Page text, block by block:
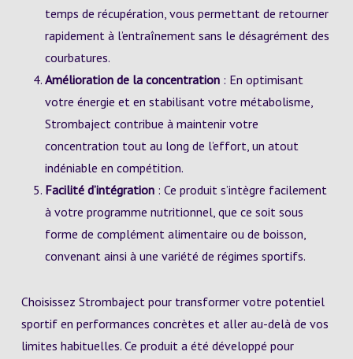
temps de récupération, vous permettant de retourner
rapidement à l’entraînement sans le désagrément des
courbatures.
Amélioration de la concentration: En optimisant
votre énergie et en stabilisant votre métabolisme,
Strombaject contribue à maintenir votre
concentration tout au long de l’effort, un atout
indéniable en compétition.
Facilité d’intégration: Ce produit s’intègre facilement
à votre programme nutritionnel, que ce soit sous
forme de complément alimentaire ou de boisson,
convenant ainsi à une variété de régimes sportifs.
Choisissez Strombaject pour transformer votre potentiel
sportif en performances concrètes et aller au-delà de vos
limites habituelles. Ce produit a été développé pour